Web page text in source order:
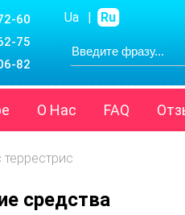
60
75
82
О Нас FAQ
Ua | Ru
террестрис
средства